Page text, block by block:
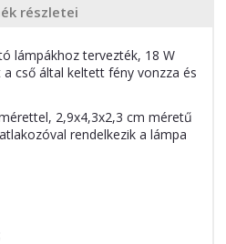
részletei
lámpákhoz tervezték, 18 W
cső által keltett fény vonzza és
2,9x4,3x2,3 cm méretű
rendelkezik a lámpa